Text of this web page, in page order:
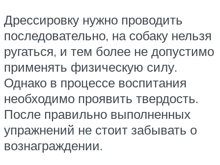
Дрессировку нужно проводить
последовательно, на собаку нельзя
ругаться, и тем более не допустимо
применять физическую силу.
Однако в процессе воспитания
необходимо проявить твердость.
После правильно выполненных
упражнений не стоит забывать о
вознаграждении.